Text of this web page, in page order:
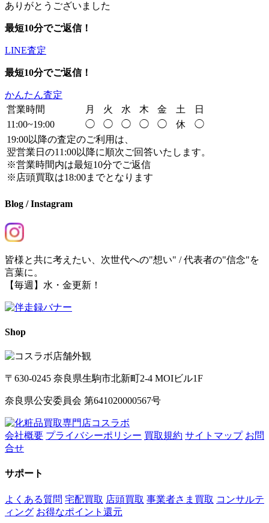
ありがとうございました
最短10分でご返信！
LINE査定
最短10分でご返信！
かんたん査定
営業時間
月 火 水 木 金 土
日
11:00~19:00
◯ ◯ ◯ ◯ ◯ 休
◯
19:00以降の査定のご利用は、
翌営業日の11:00以降に順次ご回答いたします。
※営業時間内は最短10分でご返信
※店頭買取は18:00までとなります
Blog / Instagram
皆様と共に考えたい、次世代への"想い" / 代表者の"信念"を
言葉に。
【毎週】水・金更新！
Shop
〒630-0245 奈良県生駒市北新町2-4 MOIビル1F
奈良県公安委員会 第641020000567号
会社概要 プライバシーポリシー 買取規約 サイトマップ お問
合せ
サポート
よくある質問 宅配買取 店頭買取 事業者さま買取 コンサルテ
ィング お得なポイント還元